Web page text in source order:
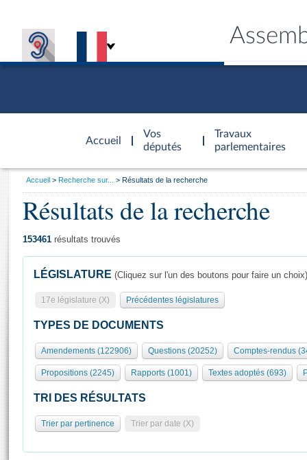
Accueil
d'accueil
Vos
députés
Travaux
parlementaires
Présidence
577 députés
Groupes politiques
Séance publique
Commissions et autres organes
Europe et International
Pétitions
Général
Rôle et pouvoirs de l'Assemblée
Organisation de l'Assemblée
Présidence Conférence des Présidents Bureau Collège des
Statistiques et chiffres clés
Visiter l'Assemblée
Visite virtuelle du palais Bourbon
Assister à une séance
Vous
Accueil Recherche sur... Résultats de la recherche
Résultats de la recherche
153461 résultats trouvés
LÉGISLATURE (Cliquez sur l'un des boutons pour faire un choix)
17e législature (X) Précédentes législatures
TYPES DE DOCUMENTS
Amendements (122906) Questions (20252) Comptes-rendus
Propositions (2245) Rapports (1001) Textes adoptés (693)
TRI DES RÉSULTATS
Trier par pertinence Trier par date (X)